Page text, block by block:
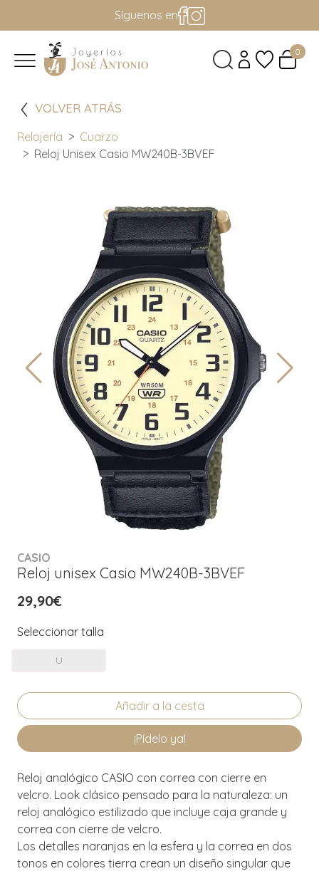
Síguenos en
0
VOLVER ATRÁS
Relojería
Cuarzo
Reloj Unisex Casio MW240B-3BVEF
CASIO
Reloj unisex Casio MW240B-3BVEF
29,90€
Seleccionar talla
U
¡Pídelo ya!
Reloj analógico CASIO con correa con cierre en
velcro. Look clásico pensado para la naturaleza: un
reloj analógico estilizado que incluye caja grande y
correa con cierre de velcro.
Los detalles naranjas en la esfera y la correa en dos
tonos en colores tierra crean un diseño singular que